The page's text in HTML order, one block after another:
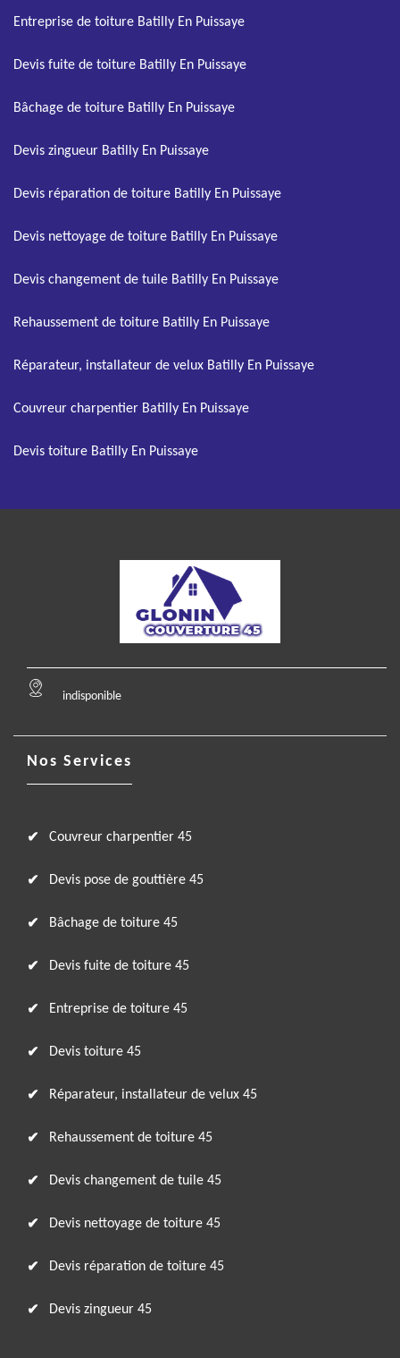
Entreprise de toiture Batilly En Puissaye
Devis fuite de toiture Batilly En Puissaye
Bâchage de toiture Batilly En Puissaye
Devis zingueur Batilly En Puissaye
Devis réparation de toiture Batilly En Puissaye
Devis nettoyage de toiture Batilly En Puissaye
Devis changement de tuile Batilly En Puissaye
Rehaussement de toiture Batilly En Puissaye
Réparateur, installateur de velux Batilly En Puissaye
Couvreur charpentier Batilly En Puissaye
Devis toiture Batilly En Puissaye
indisponible
Nos Services
Couvreur charpentier 45
Devis pose de gouttière 45
Bâchage de toiture 45
Devis fuite de toiture 45
Entreprise de toiture 45
Devis toiture 45
Réparateur, installateur de velux 45
Rehaussement de toiture 45
Devis changement de tuile 45
Devis nettoyage de toiture 45
Devis réparation de toiture 45
Devis zingueur 45